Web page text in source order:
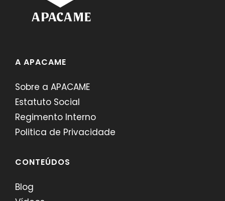
A APACAME
Sobre a APACAME
Estatuto Social
Regimento Interno
Politica de Privacidade
CONTEÚDOS
Blog